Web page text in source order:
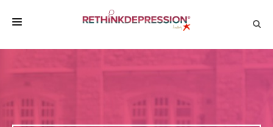
HABLAR CON LOS DEMÁS